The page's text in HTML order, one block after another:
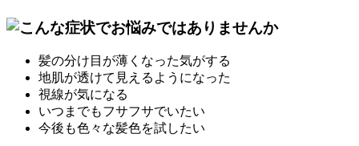
髪の分け目が薄くなった気がする
地肌が透けて見えるようになった
視線が気になる
いつまでもフサフサでいたい
今後も色々な髪色を試したい